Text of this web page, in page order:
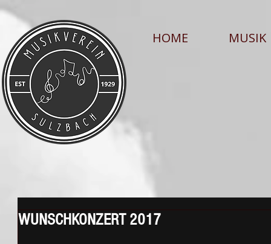
HOME MUSIK
WUNSCHKONZERT 2017